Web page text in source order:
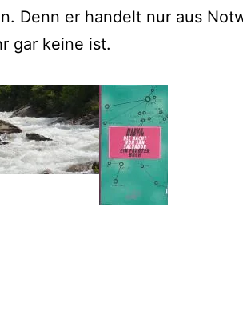
Denn er handelt nur aus
gar keine ist.